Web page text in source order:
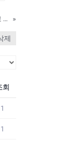
바넌피선불유심내구제 탤 BANONPI 내구제후기공유 진안군 무피해 무사고 유심매입업체 무직자무서류소액대출 휴대폰연체대납소액 QWM »
제
회
1
1